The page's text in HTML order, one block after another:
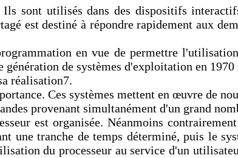
sont utilisés dans des dispositifs
est destiné à répondre rapidement aux
en vue de permettre
de systèmes d'exploitation en 1970
réalisation7.
Ces systèmes mettent en œuvre de
provenant simultanément d'un grand
est organisée. Néanmoins
une tranche de temps déterminé, puis le
du processeur au service d'un